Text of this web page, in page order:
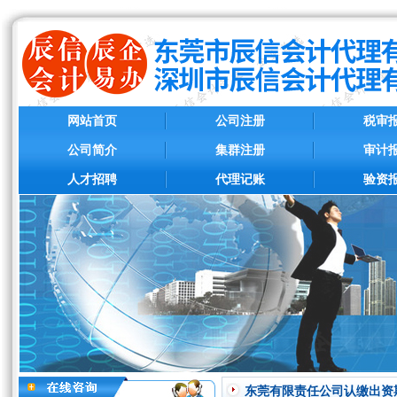
网站首页
公司简介
人才招聘
公司注册
集群注册
代理记账
税审
审计
验资
东莞有限责任公司认缴出